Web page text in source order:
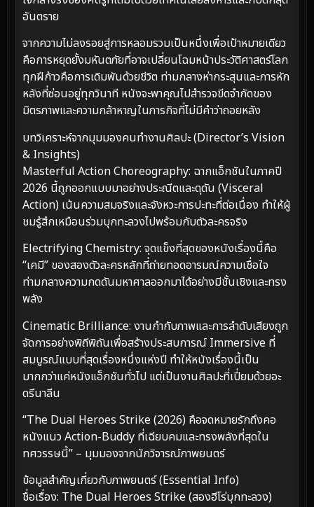
อันตราย
จากความไม่ลงรอยสู่การหลอมรวมเป็นหนึ่งเพื่อเป้าหมายเดียว
คือการหยุดยั้งมหันตภัยที่อาจเปลี่ยนโฉมหน้าประวัติศาสตร์โลก
ทุกฝีก้าวคือการเดิมพันด้วยชีวิต ท่ามกลางห่ากระสุนและการหัก
หลังที่ซ่อนอยู่ทุกวินาที หนังจะพาคุณไปสำรวจขีดจำกัดของ
มิตรภาพและความกล้าหาญในภารกิจที่ไม่มีคำว่าถอยหลัง
บทวิเคราะห์จากมุมมองคนทำงานศิลปะ (Director’s Vision
& Insights)
Masterful Action Choreography: ฉากแอ็กชันในภาคปี
2026 นี้ถูกออกแบบมาอย่างประณีตและดุดัน (Visceral
Action) เน้นความสมจริงและจังหวะการปะทะที่ต่อเนื่อง ทำให้ผู้
ชมรู้สึกเหมือนร่วมบุกทะลวงไปพร้อมกับตัวละครจริง
Electrifying Chemistry: จุดแข็งที่สุดของหนังเรื่องนี้คือ
“เคมี” ของสองตัวละครหลักที่ถ่ายทอดอารมณ์ความเชื่อใจ
ท่ามกลางความกดดันมหาศาลออกมาได้อย่างมีชั้นเชิงและทรง
พลัง
Cinematic Brilliance: งานกำกับภาพและการลำดับเสียงถูก
จัดการอย่างพิถีพิถันเพื่อสร้างประสบการณ์ Immersive ที่
สมบูรณ์แบบที่สุดเรื่องหนึ่งแห่งปี ทำให้หนังเรื่องนี้เป็น
มากกว่าแค่หนังแอ็กชันทั่วไป แต่เป็นงานศิลปะที่เปี่ยมด้วยอะ
ดรีนาลีน
“The Dual Heroes Strike (2026) คือจดหมายรักถึงคอ
หนังแนว Action-Buddy ที่เฉียบคมและทรงพลังที่สุดใน
ทศวรรษนี้” – มุมมองจากนักวิจารณ์ภาพยนตร์
ข้อมูลสำคัญเกี่ยวกับภาพยนตร์ (Essential Info)
ชื่อเรื่อง: The Dual Heroes Strike (สองฮีโร่บุกทะลวง)